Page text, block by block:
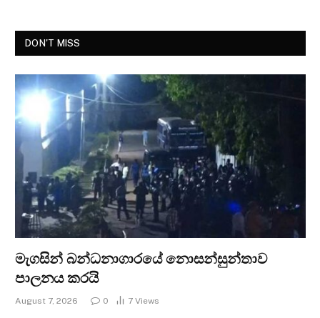
DON'T MISS
මැගසින් බන්ධනාගාරයේ නොසන්සුන්තාව
පාලනය කරයි
August 7, 2026 0 7 Views